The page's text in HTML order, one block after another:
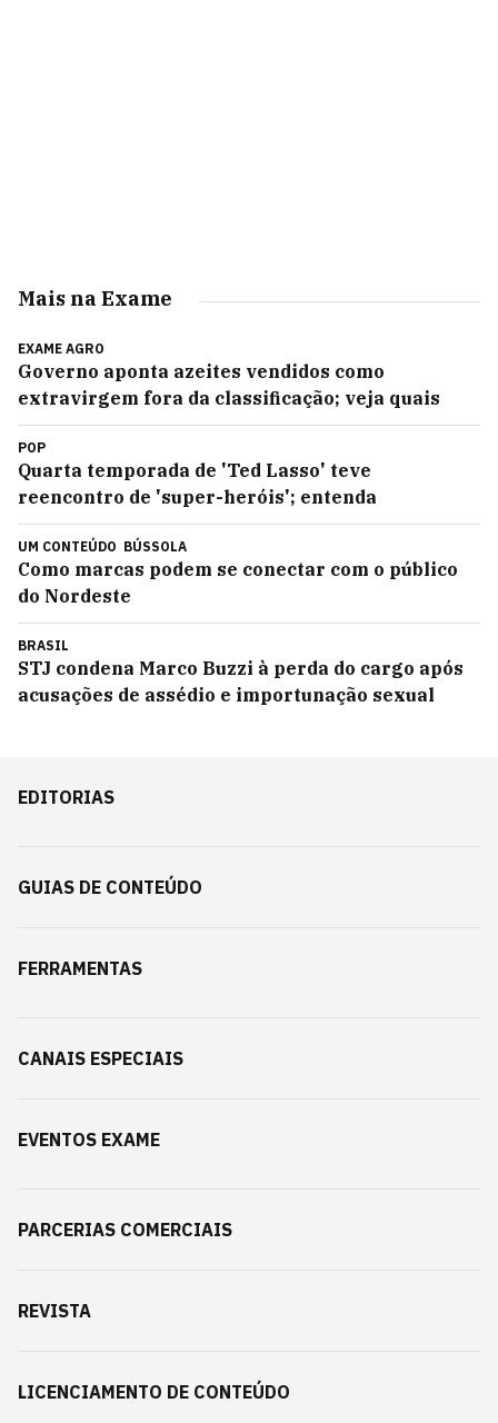
Mais na Exame
EXAME AGRO
Governo aponta azeites vendidos como
extravirgem fora da classificação; veja quais
POP
Quarta temporada de 'Ted Lasso' teve
reencontro de 'super-heróis'; entenda
UM CONTEÚDO BÚSSOLA
Como marcas podem se conectar com o público
do Nordeste
BRASIL
STJ condena Marco Buzzi à perda do cargo após
acusações de assédio e importunação sexual
EDITORIAS
GUIAS DE CONTEÚDO
FERRAMENTAS
CANAIS ESPECIAIS
EVENTOS EXAME
PARCERIAS COMERCIAIS
REVISTA
LICENCIAMENTO DE CONTEÚDO